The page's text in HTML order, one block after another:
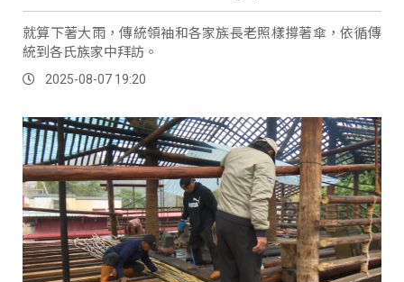
就算下著大雨，傳統領袖和各家族長老照樣撐著傘，依循傳
統到各氏族家中拜訪。
2025-08-07 19:20